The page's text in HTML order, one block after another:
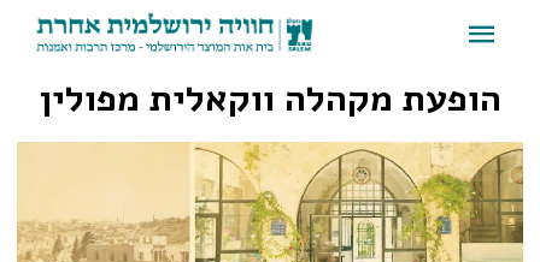
הופעת מקהלה ווקאלית מפולין
הופעת מקהלה ווקאלית מפולין